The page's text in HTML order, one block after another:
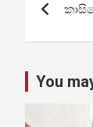
You